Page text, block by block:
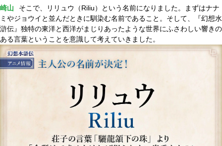
崎山
そこで、リリュウ（Riliu）という名前になりました。まずはナナ
ミやジョウイと並んだときに馴染む名前であること。そして、『幻想水
滸伝』独特の東洋と西洋がまじりあったような世界にふさわしい響きの
ある言葉ということを意識して考えていきました。